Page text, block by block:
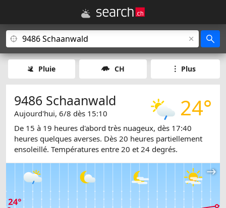
Pluie CH Plus
24°
9486 Schaanwald
Aujourd'hui, 6/8 dès 15:10
De 15 à 19 heures d'abord très nuageux, dès 17:40
heures quelques averses. Dès 20 heures partiellement
ensoleillé. Températures entre 20 et 24 degrés.